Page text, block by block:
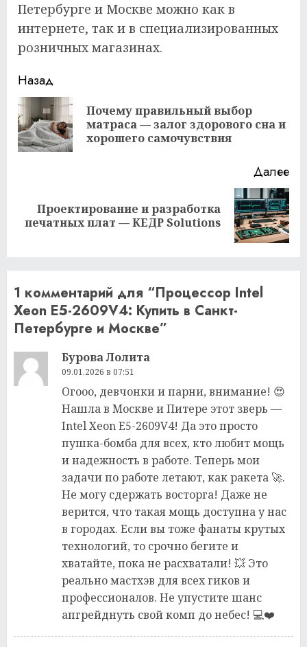
Петербурге и Москве можно как в
интернете, так и в специализированных
розничных магазинах.
Продолжить
чтение
Назад
Почему правильный выбор
матраса — залог здорового сна и
хорошего самочувствия
Далее
Следующая
запись:
Проектирование и разработка
печатных плат — КЕДР Solutions
1 комментарий для “Процессор Intel
Xeon E5-2609V4: Купить в Санкт-
Петербурге и Москве”
Бурова Лолита
09.01.2026 в 07:51
Огооо, девчонки и парни, внимание! 😍
Нашла в Москве и Питере этот зверь —
Intel Xeon E5-2609V4! Да это просто
пушка-бомба для всех, кто любит мощь
и надежность в работе. Теперь мои
задачи по работе летают, как ракета 🚀.
Не могу сдержать восторга! Даже не
верится, что такая мощь доступна у нас
в городах. Если вы тоже фанаты крутых
технологий, то срочно бегите и
хватайте, пока не расхватали! 💥 Это
реально мастхэв для всех гиков и
профессионалов. Не упустите шанс
апгрейднуть свой комп до небес! 💻❤️